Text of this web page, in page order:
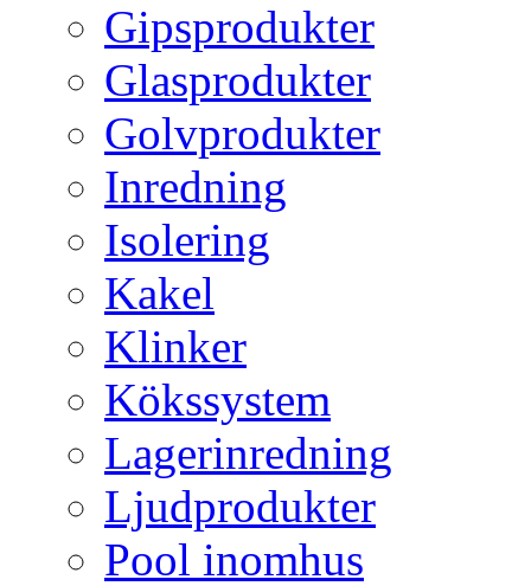
Gipsprodukter
Glasprodukter
Golvprodukter
Inredning
Isolering
Kakel
Klinker
Kökssystem
Lagerinredning
Ljudprodukter
Pool inomhus